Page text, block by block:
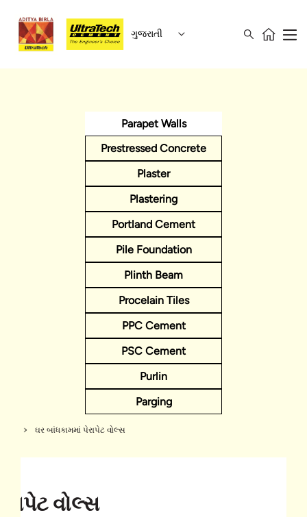
ગુજરાતી
Parapet Walls
Prestressed Concrete
Plaster
Plastering
Portland Cement
Pile Foundation
Plinth Beam
Procelain Tiles
PPC Cement
PSC Cement
Purlin
Parging
ઘર બાંધકામમાં પેરાપેટ વોલ્સ
વોલ્સ